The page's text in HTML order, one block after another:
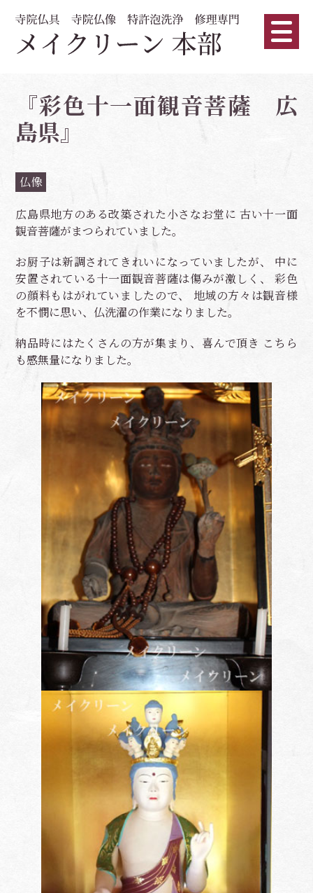
『彩色十一面観音菩薩 広
島県』
仏像
広島県地方のある改築された小さなお堂に 古い十一面
観音菩薩がまつられていました。
お厨子は新調されてきれいになっていましたが、 中に
安置されている十一面観音菩薩は傷みが激しく、 彩色
の顔料もはがれていましたので、 地域の方々は観音様
を不憫に思い、仏洗濯の作業になりました。
納品時にはたくさんの方が集まり、喜んで頂き こちら
も感無量になりました。